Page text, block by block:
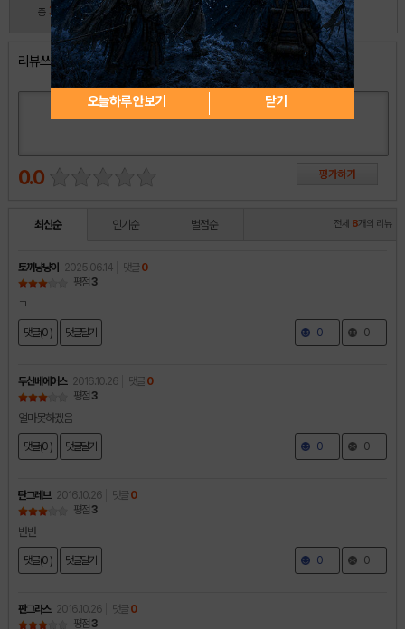
총 30 명 참여
리뷰쓰기
0.0
최신순 인기순 별점순 전체 8개의 리뷰
토끼냥냥이 2025.06.14 댓글 0
평점 3
ㄱ
댓글(0 ) 댓글달기 0 0
두산베에어스 2016.10.26 댓글 0
평점 3
얼마못하겠음
댓글(0 ) 댓글달기 0 0
탄그레브 2016.10.26 댓글 0
평점 3
반반
댓글(0 ) 댓글달기 0 0
판그라스 2016.10.26 댓글 0
평점 3
오늘하루 안보기 닫기